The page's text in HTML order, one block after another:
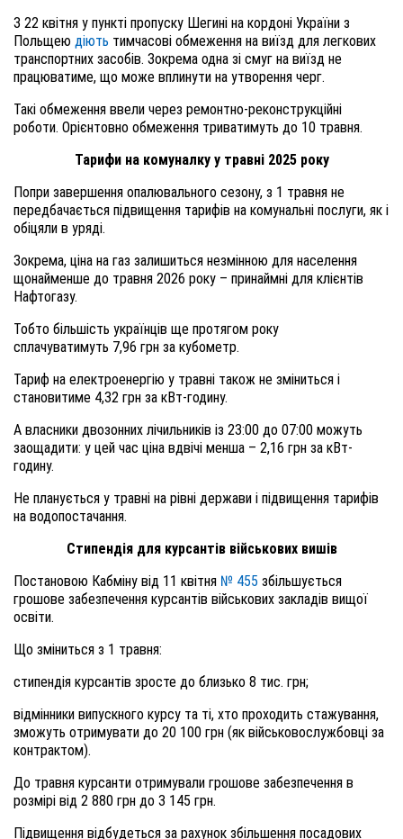
З 22 квітня у пункті пропуску Шегині на кордоні України з
Польщею діють тимчасові обмеження на виїзд для легкових
транспортних засобів. Зокрема одна зі смуг на виїзд не
працюватиме, що може вплинути на утворення черг.
Такі обмеження ввели через ремонтно-реконструкційні
роботи. Орієнтовно обмеження триватимуть до 10 травня.
Тарифи на комуналку у травні 2025 року
Попри завершення опалювального сезону, з 1 травня не
передбачається підвищення тарифів на комунальні послуги, як і
обіцяли в уряді.
Зокрема, ціна на газ залишиться незмінною для населення
щонайменше до травня 2026 року – принаймні для клієнтів
Нафтогазу.
Тобто більшість українців ще протягом року
сплачуватимуть 7,96 грн за кубометр.
Тариф на електроенергію у травні також не зміниться і
становитиме 4,32 грн за кВт-годину.
А власники двозонних лічильників із 23:00 до 07:00 можуть
заощадити: у цей час ціна вдвічі менша – 2,16 грн за кВт-
годину.
Не планується у травні на рівні держави і підвищення тарифів
на водопостачання.
Стипендія для курсантів військових вишів
Постановою Кабміну від 11 квітня № 455 збільшується
грошове забезпечення курсантів військових закладів вищої
освіти.
Що зміниться з 1 травня:
стипендія курсантів зросте до близько 8 тис. грн;
відмінники випускного курсу та ті, хто проходить стажування,
зможуть отримувати до 20 100 грн (як військовослужбовці за
контрактом).
До травня курсанти отримували грошове забезпечення в
розмірі від 2 880 грн до 3 145 грн.
Підвищення відбудеться за рахунок збільшення посадових